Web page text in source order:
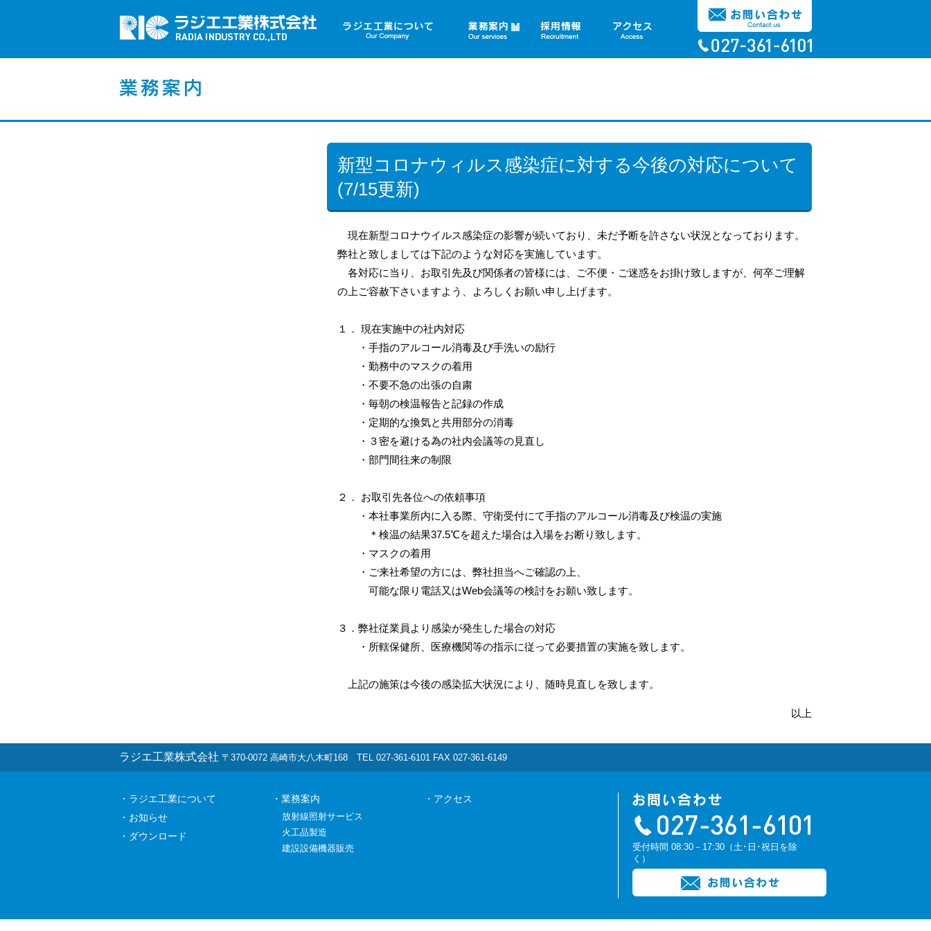
▼
新型コロナウィルス感染症に対する今後の対応について
(7/15更新)
現在新型コロナウイルス感染症の影響が続いており、未だ予断を許さない状況となっております。
弊社と致しましては下記のような対応を実施しています。
各対応に当り、お取引先及び関係者の皆様には、ご不便・ご迷惑をお掛け致しますが、何卒ご理解
の上ご容赦下さいますよう、よろしくお願い申し上げます。
１． 現在実施中の社内対応
・手指のアルコール消毒及び手洗いの励行
・勤務中のマスクの着用
・不要不急の出張の自粛
・毎朝の検温報告と記録の作成
・定期的な換気と共用部分の消毒
・３密を避ける為の社内会議等の見直し
・部門間往来の制限
２． お取引先各位への依頼事項
・本社事業所内に入る際、守衛受付にて手指のアルコール消毒及び検温の実施
＊検温の結果37.5℃を超えた場合は入場をお断り致します。
・マスクの着用
・ご来社希望の方には、弊社担当へご確認の上、
可能な限り電話又はWeb会議等の検討をお願い致します。
３．弊社従業員より感染が発生した場合の対応
・所轄保健所、医療機関等の指示に従って必要措置の実施を致します。
上記の施策は今後の感染拡大状況により、随時見直しを致します。
以上
ラジエ工業株式会社 〒370-0072 高崎市大八木町168 TEL 027-361-6101 FAX 027-361-6149
・ラジエ工業について
・お知らせ
・ダウンロード
・業務案内
放射線照射サービス
火工品製造
建設設備機器販売
・アクセス
受付時間 08:30－17:30（土･日･祝日を除
く）